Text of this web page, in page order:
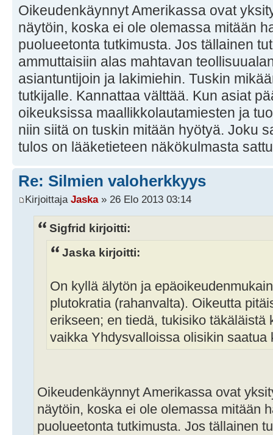
Oikeudenkäynnyt Amerikassa ovat
näytöin, koska ei ole olemassa mitään
puolueetonta tutkimusta. Jos tällainen
ammuttaisiin alas mahtavan
asiantuntijoin ja lakimiehin. Tuskin
tutkijalle. Kannattaa välttää. Kun asiat
oikeuksissa maallikkolautamiesten ja
niin siitä on tuskin mitään hyötyä. Joku
tulos on lääketieteen näkökulmasta
Re: Silmien valoherkkyys
Kirjoittaja Jaska» 26 Elo 2013 03:14
Sigfrid kirjoitti:
Jaska kirjoitti:
On kyllä älytön ja
plutokratia (rahanvalta). Oikeutta
erikseen; en tiedä, tukisiko täkäläistä
vaikka Yhdysvalloissa olisikin saatua
Oikeudenkäynnyt Amerikassa ovat
näytöin, koska ei ole olemassa mitään
puolueetonta tutkimusta. Jos tällainen